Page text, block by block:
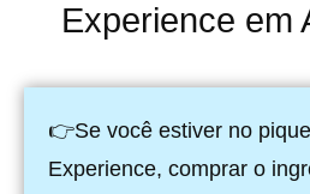
Experience em
👉Se você estiver no
Experience, comprar o